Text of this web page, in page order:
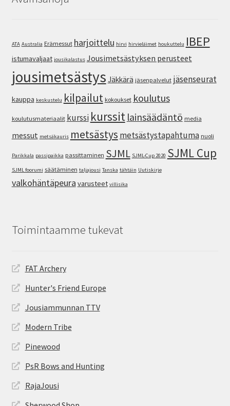
ATA Australia Erämessut harjoittelu hirvi hirvieläimet houkuttelu IBEP
istumavaljaat jousikalastus Jousimetsästyksen perusteet
jousimetsästys Jäkkärä jäsenpalvelut jäsenseurat
kauppa keskustelu kilpailut kokoukset koulutus
koulutusmateriaalit kurssi kurssit lainsäädäntö media
messut metsäkauris metsästys metsästystapahtuma nuoli
Parikkala passipaikka passittaminen SJML SJML-Cup 2020 SJML Cup
SJML foorumi säätäminen taljajousi Tanska tähtäin Uutiskirje
valkohäntäpeura varusteet villisika
Toimintaamme tukevat
FAT Archery
Hunter's Friend Europe
Jousiammunnan TTV
Modern Tribe
Pinewood
PsR Bows and Hunting
RajaJousi